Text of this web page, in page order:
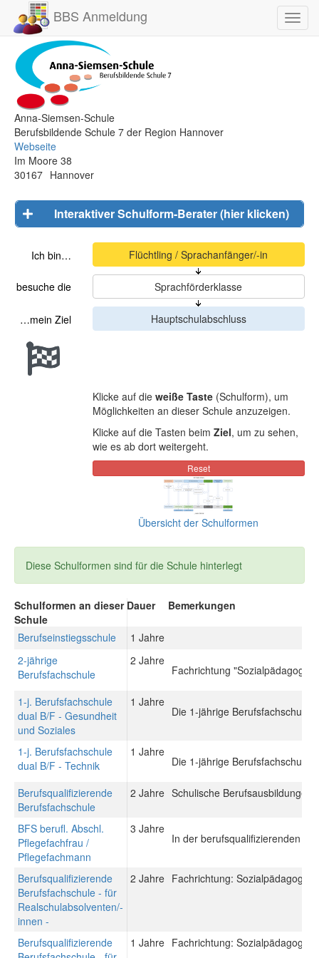
BBS Anmeldung
Anna-Siemsen-Schule
Berufsbildende Schule 7 der Region Hannover
Webseite
Im Moore 38
30167 Hannover
Interaktiver Schulform-Berater (hier klicken)
Ich bin…
besuche die
…mein Ziel
Klicke auf die weiße Taste(Schulform), um
Möglichkeiten an dieser Schule anzuzeigen.
Klicke auf die Tasten beim Ziel, um zu sehen,
wie es ab dort weitergeht.
Übersicht der Schulformen
Diese Schulformen sind für die Schule hinterlegt
Schulformen an dieser
Schule
Dauer Bemerkungen
Berufseinstiegsschule
1 Jahre
2-jährige
Berufsfachschule
2 Jahre
Fachrichtung "Sozialpädagogik"
1-j. Berufsfachschule
dual B/F - Gesundheit
und Soziales
1 Jahre
Die 1-jährige Berufsfachschule
1-j. Berufsfachschule
dual B/F - Technik
1 Jahre
Die 1-jährige Berufsfachschule
Berufsqualifizierende
Berufsfachschule
2 Jahre Schulische
BFS berufl. Abschl.
Pflegefachfrau /
Pflegefachmann
3 Jahre
In der berufsqualifizierenden
Berufsqualifizierende
Berufsfachschule - für
Realschulabsolventen/-
innen -
2 Jahre Fachrichtung:
Berufsqualifizierende
1 Jahre Fachrichtung: